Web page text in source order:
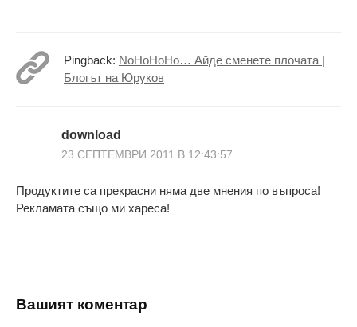
Pingback: NoHoHoHo… Айде сменете плочата |
Блогът на Юруков
download
23 СЕПТЕМВРИ 2011 В 12:43:57
Продуктите са прекрасни няма две мнения по въпроса!
Рекламата също ми хареса!
Вашият коментар